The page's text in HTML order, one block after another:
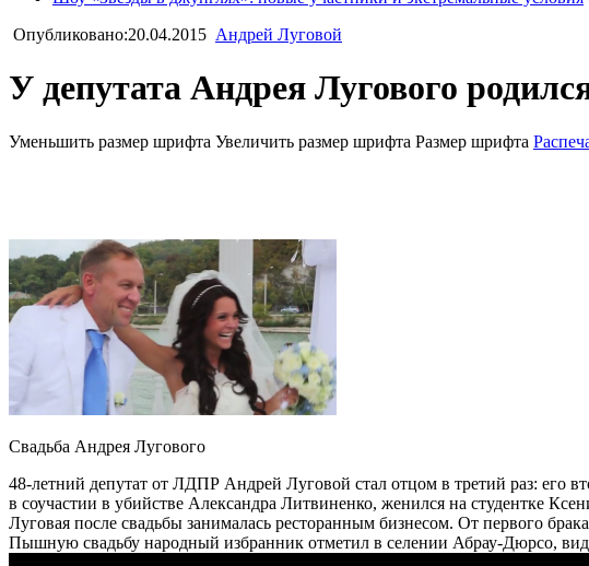
Опубликовано:20.04.2015 Андрей Луговой
У депутата Андрея Лугового
Уменьшить размер шрифта Увеличить размер шрифта Размер шрифта
Свадьба Андрея Лугового
48-летний депутат от ЛДПР Андрей Луговой стал отцом в третий раз: его
в соучастии в убийстве Александра Литвиненко, женился на студентке
Луговая после свадьбы занималась ресторанным бизнесом. От первого
Пышную свадьбу народный избранник отметил в селении Абрау-Дюрсо,